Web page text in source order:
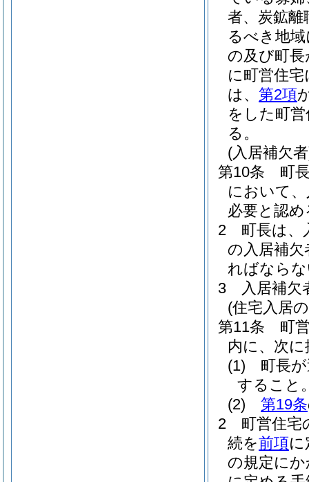
者、炭鉱離
るべき地
の及び町
に町営住
は、 第2項
をした町
る。
(入居補欠
第10条
町
において
必要と認
2
町長は、
の入居補
ればなら
3
入居補欠
(住宅入居
第11条
町
内に、次
(1)
町長
すること
(2)
第19条
2
町営住宅
続を前項
の規定に